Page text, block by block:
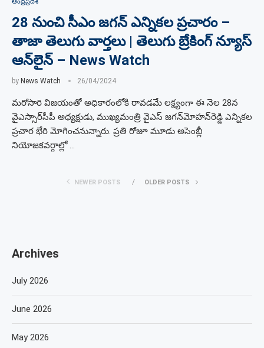
28 నుంచి సీఎం జగన్‌ ఎన్నికల ప్రచారం –
తాజా తెలుగు వార్తలు | తెలుగు బ్రేకింగ్ న్యూస్
ఆన్‌లైన్ – News Watch
by News Watch 26/04/2024
మరోసారి విజయంతో అధికారంలోకి రావడమే లక్ష్యంగా ఈ నెల 28న
వైఎస్సార్‌సీపీ అధ్యక్షుడు, ముఖ్యమంత్రి వైఎస్‌ జగన్‌మోహన్‌రెడ్డి ఎన్నికల
ప్రచార భేరి మోగించనున్నారు. ప్రతి రోజూ మూడు అసెంబ్లీ
నియోజకవర్గాల్లో …
NEWER POSTS OLDER POSTS
Archives
July 2026
June 2026
May 2026